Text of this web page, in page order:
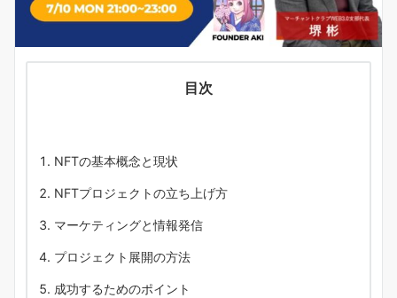
目次
NFTの基本概念と現状
NFTプロジェクトの立ち上げ方
マーケティングと情報発信
プロジェクト展開の方法
成功するためのポイント